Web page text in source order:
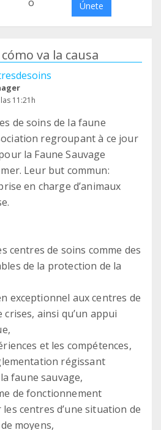
Únete
va la causa
11:21h
de soins de la faune
regroupant à ce jour
la Faune Sauvage
Leur but commun:
en charge d’animaux
centres de soins comme des
de la protection de la
exceptionnel aux centres de
ainsi qu’un appui
et les compétences,
régissant
faune sauvage,
de fonctionnement
centres d’une situation de
moyens,